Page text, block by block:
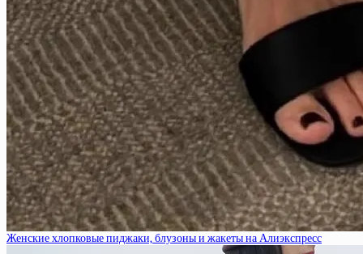
Женские хлопковые пиджаки, блузоны и жакеты на Алиэкспресс